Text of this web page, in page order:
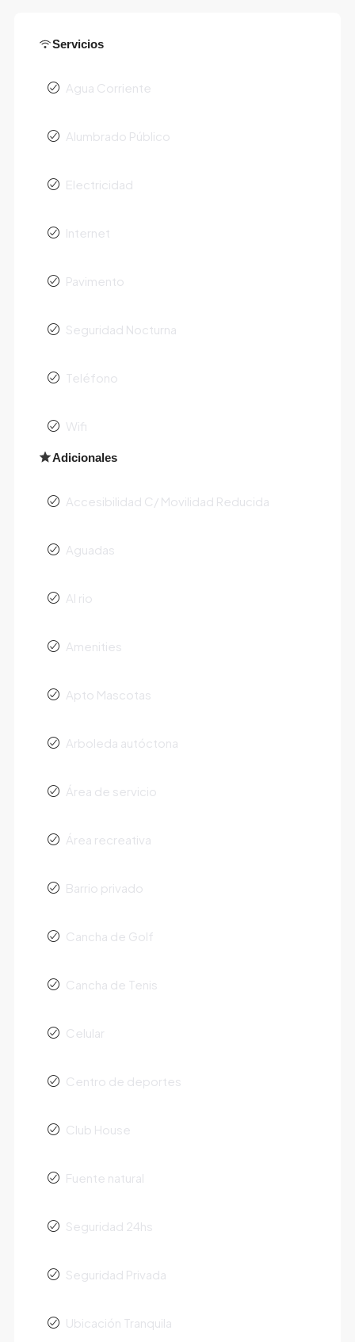
Servicios
Agua Corriente
Alumbrado Público
Electricidad
Internet
Pavimento
Seguridad Nocturna
Teléfono
Wifi
Adicionales
Accesibilidad C/ Movilidad Reducida
Aguadas
Al rio
Amenities
Apto Mascotas
Arboleda autóctona
Área de servicio
Área recreativa
Barrio privado
Cancha de Golf
Cancha de Tenis
Celular
Centro de deportes
Club House
Fuente natural
Seguridad 24hs
Seguridad Privada
Ubicación Tranquila